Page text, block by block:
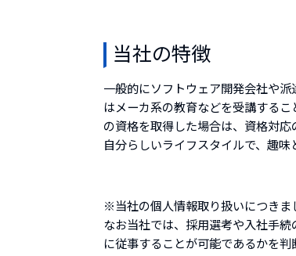
当社の特徴
一般的にソフトウェア開発会社や
はメーカ系の教育などを受講する
の資格を取得した場合は、資格対応
自分らしいライフスタイルで、趣味
※当社の個人情報取り扱いにつきま
なお当社では、採用選考や入社手
に従事することが可能であるかを